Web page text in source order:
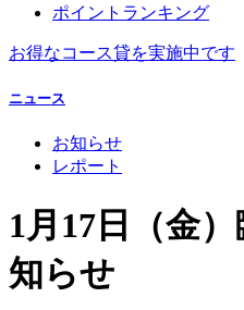
ポイントランキング
お得なコース貸を実施中です
ニュース
お知らせ
レポート
1月17日（金
知らせ